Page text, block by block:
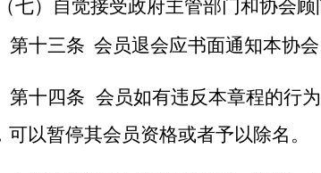
七）自觉接受政府主管部门和协会顾
第十三条 会员退会应书面通知本协会
第十四条 会员如有违反本章程的行
可以暂停其会员资格或者予以除名。